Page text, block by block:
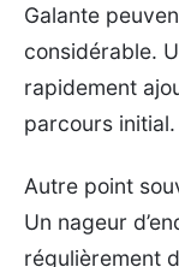
Galante
considérable.
rapidement
parcours initial.
Autre point
Un nageur
régulièrement